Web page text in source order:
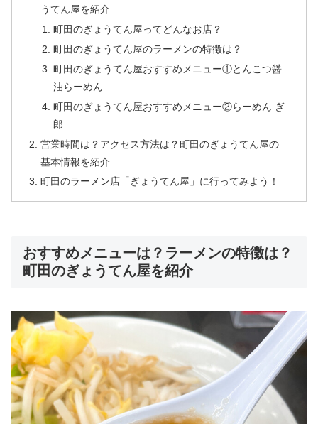
うてん屋を紹介
町田のぎょうてん屋ってどんなお店？
町田のぎょうてん屋のラーメンの特徴は？
町田のぎょうてん屋おすすめメニュー①とんこつ醤
油らーめん
町田のぎょうてん屋おすすめメニュー②らーめん ぎ
郎
営業時間は？アクセス方法は？町田のぎょうてん屋の
基本情報を紹介
町田のラーメン店「ぎょうてん屋」に行ってみよう！
おすすめメニューは？ラーメンの特徴は？
町田のぎょうてん屋を紹介